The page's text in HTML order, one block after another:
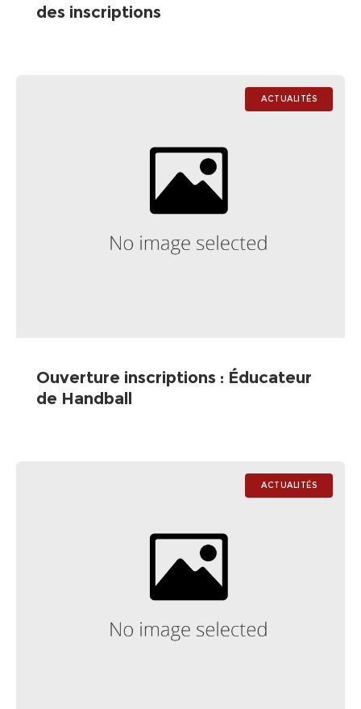
des inscriptions
ACTUALITÉS
Ouverture inscriptions : Éducateur
de Handball
ACTUALITÉS